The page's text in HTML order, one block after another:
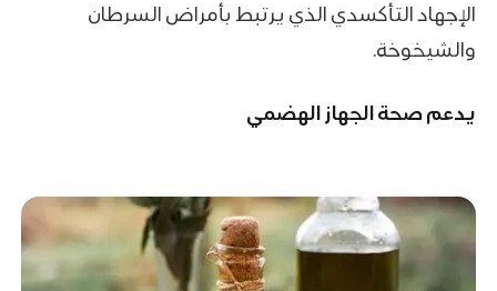
الإجهاد التأكسدي الذي يرتبط بأمراض السرطان
والشيخوخة.
يدعم صحة الجهاز الهضمي